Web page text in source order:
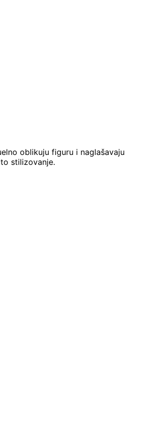
oblikuju figuru i naglašavaju
stilizovanje.